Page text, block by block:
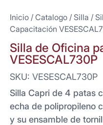
Inicio / Catalogo / Silla /
Capacitación
Silla de Oficina
VESESCAL730P
SKU: VESESCAL730P
Silla Capri de 4 patas
echa de polipropileno
y su ensamble de